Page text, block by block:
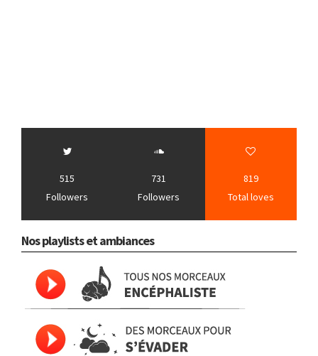
515
Followers
731
Followers
819
Total loves
Nos playlists et ambiances